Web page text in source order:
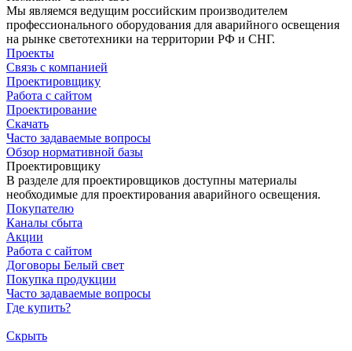
Мы являемся ведущим российским производителем
профессионального оборудования для аварийного освещения
на рынке светотехники на территории РФ и СНГ.
Проекты
Связь с компанией
Проектировщику
Работа с сайтом
Проектирование
Скачать
Часто задаваемые вопросы
Обзор нормативной базы
Проектировщику
В разделе для проектировщиков доступны материалы
необходимые для проектирования аварийного освещения.
Покупателю
Каналы сбыта
Акции
Работа с сайтом
Договоры Белый свет
Покупка продукции
Часто задаваемые вопросы
Где купить?
Скрыть